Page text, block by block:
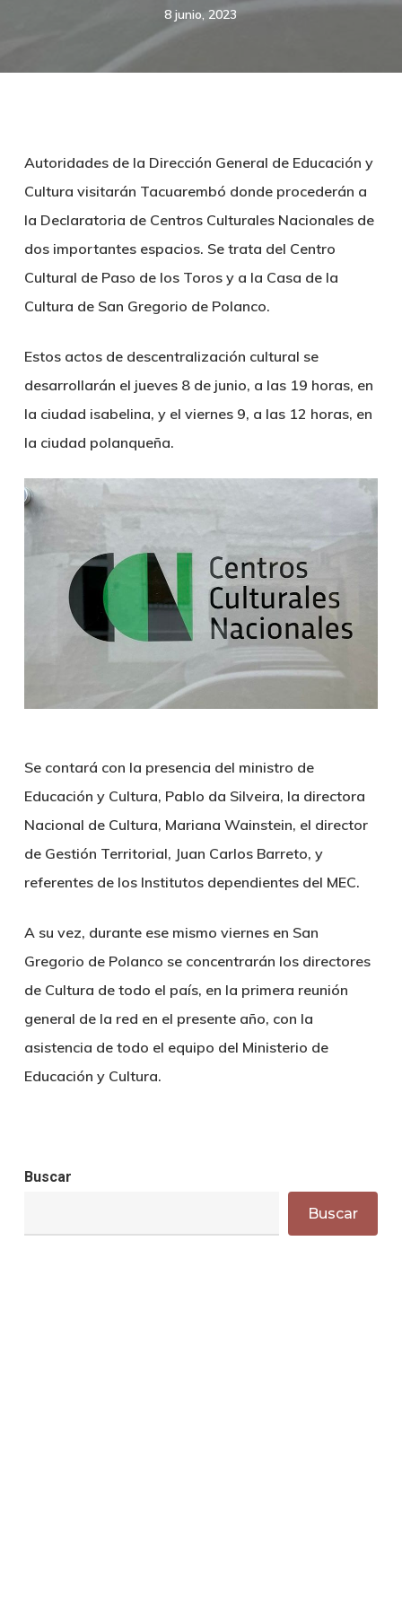
8 junio, 2023
Autoridades de la Dirección General de Educación y
Cultura visitarán Tacuarembó donde procederán a
la Declaratoria de Centros Culturales Nacionales de
dos importantes espacios. Se trata del Centro
Cultural de Paso de los Toros y a la Casa de la
Cultura de San Gregorio de Polanco.
Estos actos de descentralización cultural se
desarrollarán el jueves 8 de junio, a las 19 horas, en
la ciudad isabelina, y el viernes 9, a las 12 horas, en
la ciudad polanqueña.
Se contará con la presencia del ministro de
Educación y Cultura, Pablo da Silveira, la directora
Nacional de Cultura, Mariana Wainstein, el director
de Gestión Territorial, Juan Carlos Barreto, y
referentes de los Institutos dependientes del MEC.
A su vez, durante ese mismo viernes en San
Gregorio de Polanco se concentrarán los directores
de Cultura de todo el país, en la primera reunión
general de la red en el presente año, con la
asistencia de todo el equipo del Ministerio de
Educación y Cultura.
Buscar
Buscar